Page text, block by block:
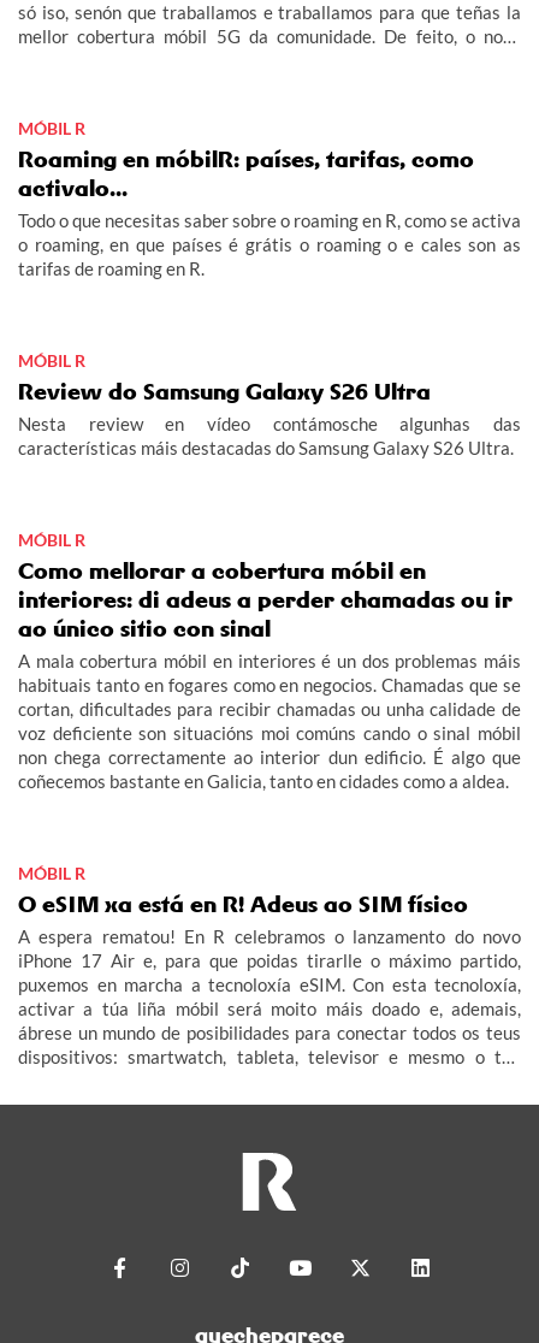
só iso, senón que traballamos e traballamos para que teñas la
mellor cobertura móbil 5G da comunidade. De feito, o noso
MÓBIL R
Roaming en móbilR: países, tarifas, como
activalo...
Todo o que necesitas saber sobre o roaming en R, como se activa
o roaming, en que países é grátis o roaming o e cales son as
tarifas de roaming en R.
MÓBIL R
Review do Samsung Galaxy S26 Ultra
Nesta review en vídeo contámosche algunhas das
características máis destacadas do Samsung Galaxy S26 Ultra.
MÓBIL R
Como mellorar a cobertura móbil en
interiores: di adeus a perder chamadas ou ir
ao único sitio con sinal
A mala cobertura móbil en interiores é un dos problemas máis
habituais tanto en fogares como en negocios. Chamadas que se
cortan, dificultades para recibir chamadas ou unha calidade de
voz deficiente son situacións moi comúns cando o sinal móbil
non chega correctamente ao interior dun edificio. É algo que
coñecemos bastante en Galicia, tanto en cidades como a aldea.
MÓBIL R
O eSIM xa está en R! Adeus ao SIM físico
A espera rematou! En R celebramos o lanzamento do novo
iPhone 17 Air e, para que poidas tirarlle o máximo partido,
puxemos en marcha a tecnoloxía eSIM. Con esta tecnoloxía,
activar a túa liña móbil será moito máis doado e, ademais,
ábrese un mundo de posibilidades para conectar todos os teus
dispositivos: smartwatch, tableta, televisor e mesmo o teu
quecheparece